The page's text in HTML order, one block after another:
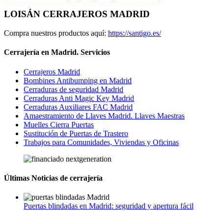
LOISÁN CERRAJEROS MADRID
Compra nuestros productos aquí: https://santigo.es/
Cerrajería en Madrid. Servicios
Cerrajeros Madrid
Bombines Antibumping en Madrid
Cerraduras de seguridad Madrid
Cerraduras Anti Magic Key Madrid
Cerraduras Auxiliares FAC Madrid
Amaestramiento de Llaves Madrid. Llaves Maestras
Muelles Cierra Puertas
Sustitución de Puertas de Trastero
Trabajos para Comunidades, Viviendas y Oficinas
Últimas Noticias de cerrajería
Puertas blindadas en Madrid: seguridad y apertura fácil